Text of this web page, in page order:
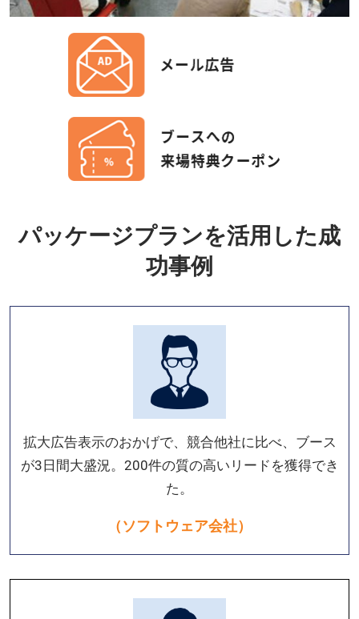
パッケージプランを活用した成
功事例
拡大広告表示のおかげで、競合他社に比べ、ブース
が3日間大盛況。200件の質の高いリードを獲得でき
た。
（ソフトウェア会社）